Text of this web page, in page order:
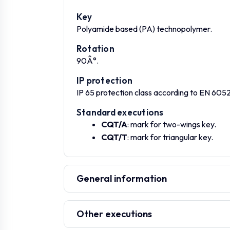
Key
Polyamide based (PA) technopolymer.
Rotation
90Â°.
IP protection
IP 65 protection class according to EN
Standard executions
CQT/A: mark for two-wings key.
CQT/T: mark for triangular key.
General information
Other executions